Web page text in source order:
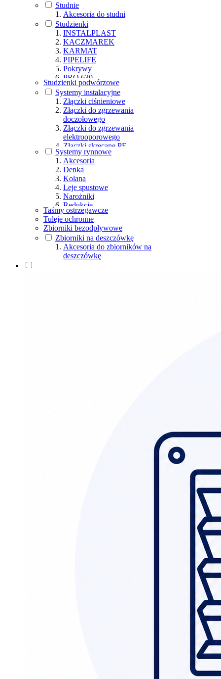
Studnie
Akcesoria do studni
Studzienki
INSTALPLAST
KACZMAREK
KARMAT
PIPELIFE
Pokrywy
PRO 630
PROFIL PIŁA
WAVIN
Studzienki podwórzowe
Systemy instalacyjne
Złączki ciśnieniowe
Złączki do zgrzewania
doczołowego
Złączki do zgrzewania
elektrooporowego
Złączki skręcane PE
Złączki strażackie
Systemy rynnowe
Akcesoria
Denka
Kolana
Leje spustowe
Narożniki
Redukcje
Rury
Rynny
Trójniki
Uchwyty
Złączki rury spustowej
Złączki rynny
Taśmy ostrzegawcze
Tuleje ochronne
Zbiorniki bezodpływowe
Zbiorniki na deszczówkę
Akcesoria do zbiorników na
deszczówkę